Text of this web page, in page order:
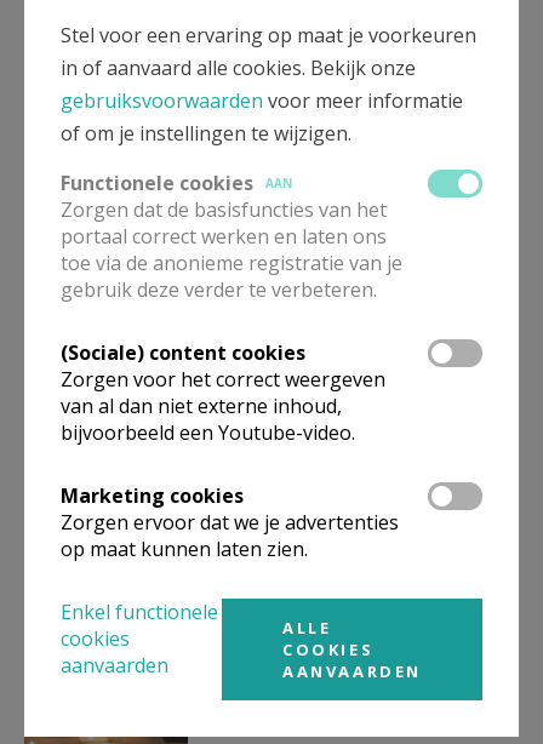
Vrienden van Lourdes
Abonnement Kerk en Leven
2026
Gezinsvieringen
Doopsel
Stel voor een ervaring op maat je voorkeuren
in of aanvaard alle cookies. Bekijk onze
gebruiksvoorwaarden voor meer informatie
of om je instellingen te wijzigen.
Functionele cookies
AAN
Zorgen dat de basisfuncties van het
portaal correct werken en laten ons
toe via de anonieme registratie van je
gebruik deze verder te verbeteren.
(Sociale) content cookies
Zorgen voor het correct weergeven
van al dan niet externe inhoud,
bijvoorbeeld een Youtube-video.
Marketing cookies
Zorgen ervoor dat we je advertenties
op maat kunnen laten zien.
Enkel functionele
cookies
aanvaarden
ALLE
COOKIES
AANVAARDEN